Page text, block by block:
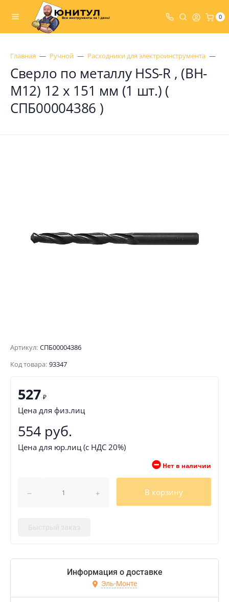
0
Главная Ручной Расходники для электроинструмента
Сверло по металлу HSS-R , (BH-
M12) 12 х 151 мм (1 шт.) (
СПБ00004386 )
Артикул: СПБ00004386
Код товара: 93347
527 ₽
Цена для физ.лиц
554 руб.
Цена для юр.лиц (с НДС 20%)
Нет в наличии
В корзину
Информация о доставке
Эль-Монте